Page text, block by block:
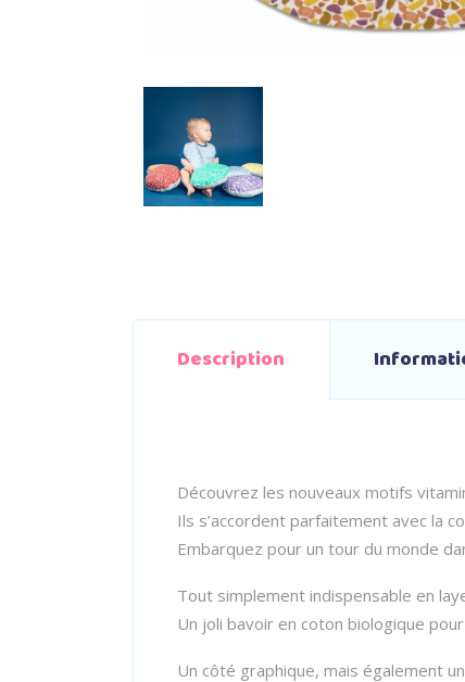
Description
Découvrez les nouveaux motifs
Ils s’accordent parfaitement avec la
Embarquez pour un tour du monde
Tout simplement indispensable en
Un joli bavoir en coton biologique
Un côté graphique, mais également